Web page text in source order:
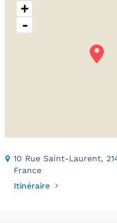
+
-
10 Rue Saint-Laurent,
France
Itinéraire